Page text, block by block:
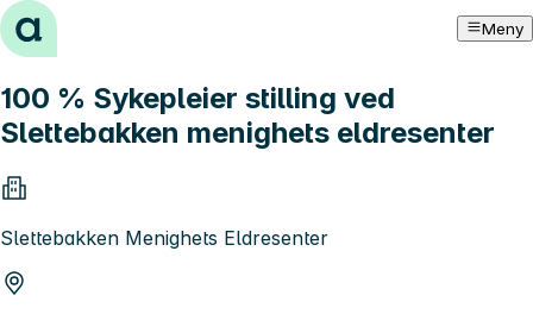
Hopp til innhold Meny
100 % Sykepleier stilling ved
Slettebakken menighets eldresenter
Slettebakken Menighets Eldresenter